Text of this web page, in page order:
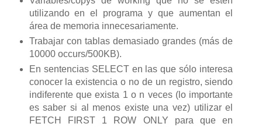
utilizando en el programa y que aumentan el
área de memoria innecesariamente.
Trabajar con tablas demasiado grandes (más de
10000 occurs/500KB).
En sentencias SELECT en las que sólo interesa
conocer la existencia o no de un registro, siendo
indiferente que exista 1 o n veces (lo importante
es saber si al menos existe una vez) utilizar el
FETCH FIRST 1 ROW ONLY para que en